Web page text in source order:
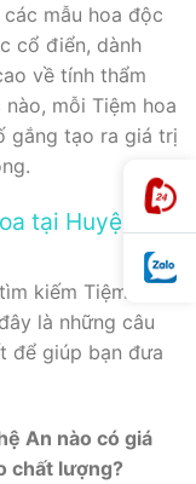
mẫu hoa độc
cổ điển, dành
về tính thẩm
mỗi Tiệm hoa
gắng tạo ra giá trị
tại Huyện
kiếm Tiệm hoa
là những câu
để giúp bạn đưa
An nào có giá
chất lượng?